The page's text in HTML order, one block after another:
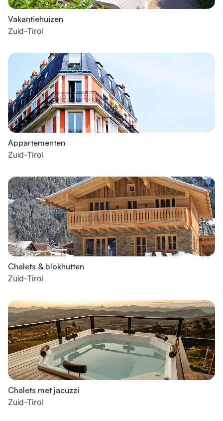
Vakantiehuizen
Zuid-Tirol
Appartementen
Zuid-Tirol
Chalets & blokhutten
Zuid-Tirol
Chalets met jacuzzi
Zuid-Tirol